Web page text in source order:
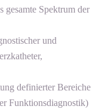
gesamte Spektrum der
und
definierter Bereiche
Funktionsdiagnostik)